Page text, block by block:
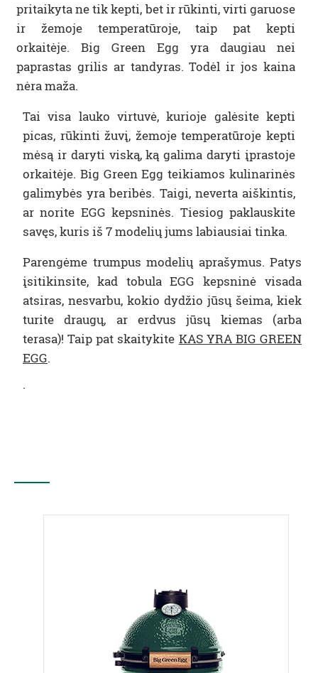
pritaikyta ne tik kepti, bet ir rūkinti, virti garuose
ir žemoje temperatūroje, taip pat kepti
orkaitėje. Big Green Egg yra daugiau nei
paprastas grilis ar tandyras. Todėl ir jos kaina
nėra maža.
Tai visa lauko virtuvė, kurioje galėsite kepti
picas, rūkinti žuvį, žemoje temperatūroje kepti
mėsą ir daryti viską, ką galima daryti įprastoje
orkaitėje. Big Green Egg teikiamos kulinarinės
galimybės yra beribės. Taigi, neverta aiškintis,
ar norite EGG kepsninės. Tiesiog paklauskite
savęs, kuris iš 7 modelių jums labiausiai tinka.
Parengėme trumpus modelių aprašymus. Patys
įsitikinsite, kad tobula EGG kepsninė visada
atsiras, nesvarbu, kokio dydžio jūsų šeima, kiek
turite draugų, ar erdvus jūsų kiemas (arba
terasa)! Taip pat skaitykite KAS YRA BIG GREEN
EGG.
.